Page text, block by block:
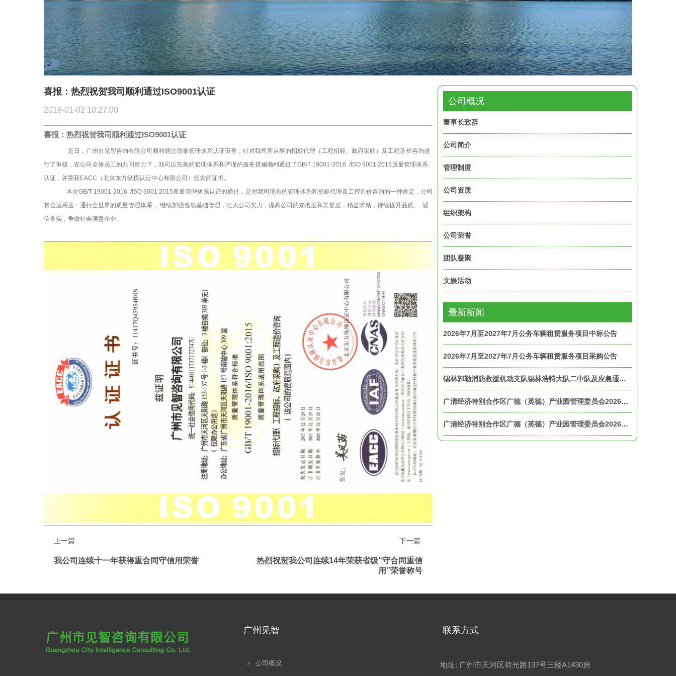
喜报：热烈祝贺我司顺利通过ISO9001认证
2018-01-02 10:27:00
喜报：热烈祝贺我司 顺利通过ISO9001认证
近日，广州市见智咨询有限公司顺利通过质量管理体系认证审查，针对我司所从事的招标代理（工程招标、政府采购）及工程造价咨询进
行了审核，在公司全体员工的共同努力下，我司以完善的管理体系和严谨的服务措施顺利通过了GB/T 19001-2016 /ISO 9001:2015质量管理体系
认证，并荣获EACC（北京东方纵横认证中心有限公司）颁发的证书。
本次GB/T 19001-2016 /ISO 9001:2015质量管理体系认证的通过，是对我司现有的管理体系和招标代理及工程造价咨询的一种肯定，公司
将会运用这一通行全世界的质量管理体系， 继续加强各项基础管理，壮大公司实力，提高公司的知名度和美誉度，精益求精，持续提升品质。 诚
信务实，争做社会满意企业。
上一篇:
我公司连续十一年获得重合同守信用荣誉
下一篇:
热烈祝贺我公司连续14年荣获省级“守合同重信
用”荣誉称号
公司概况
董事长致辞
公司简介
管理制度
公司资质
组织架构
公司荣誉
团队凝聚
文娱活动
最新新闻
2026年7月至2027年7月公务车辆租赁服务项目中标公告
2026年7月至2027年7月公务车辆租赁服务项目采购公告
锡林郭勒消防救援机动支队锡林浩特大队二中队及应急通信和车辆勤务中队主副食配送服务项目招标公告
广清经济特别合作区广德（英德）产业园管理委员会2026年至2027年展厅租赁服务项目中标公告
广清经济特别合作区广德（英德）产业园管理委员会2026年至2027年干部职工宿舍租赁服务项目中标公告
广州见智
公司概况
联系方式
地址: 广州市天河区荷光路137号三楼A1430房